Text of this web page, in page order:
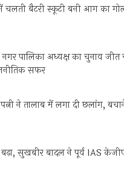
में चलती बैटरी स्कूटी बनी आग का
नगर पालिका अध्यक्ष का चुनाव
सफर
ने तालाब में लगा दी छलांग,
सुखबीर बादल ने पूर्व IAS